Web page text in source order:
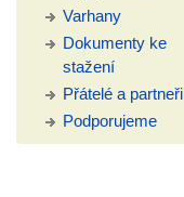
Varhany
Dokumenty ke
stažení
Přátelé a partneři
Podporujeme